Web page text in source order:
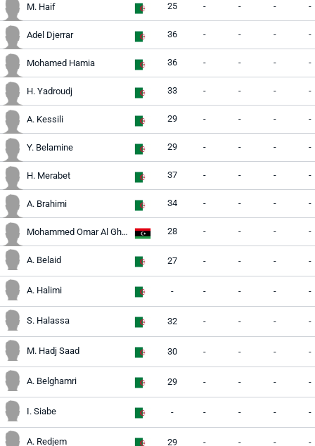
M. Haif 25 - - - -
Adel Djerrar 36 - - - -
Mohamed Hamia 36 - - - -
H. Yadroudj 33 - - - -
A. Kessili 29 - - - -
Y. Belamine 29 - - - -
H. Merabet 37 - - - -
A. Brahimi 34 - - - -
Mohammed Omar Al Ghunaymi 28 - - - -
A. Belaid 27 - - - -
A. Halimi - - - - -
S. Halassa 32 - - - -
M. Hadj Saad 30 - - - -
A. Belghamri 29 - - - -
I. Siabe - - - - -
A. Redjem 29 - - - -